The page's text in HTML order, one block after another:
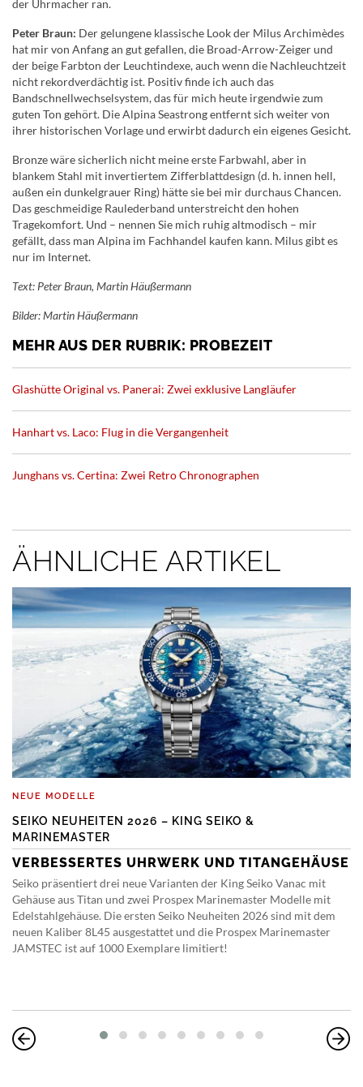
der Uhrmacher ran.
Peter Braun: Der gelungene klassische Look der Milus Archimèdes
hat mir von Anfang an gut gefallen, die Broad-Arrow-Zeiger und
der beige Farbton der Leuchtindexe, auch wenn die Nachleuchtzeit
nicht rekordverdächtig ist. Positiv finde ich auch das
Bandschnellwechselsystem, das für mich heute irgendwie zum
guten Ton gehört. Die Alpina Seastrong entfernt sich weiter von
ihrer historischen Vorlage und erwirbt dadurch ein eigenes Gesicht.
Bronze wäre sicherlich nicht meine erste Farbwahl, aber in
blankem Stahl mit invertiertem Zifferblattdesign (d. h. innen hell,
außen ein dunkelgrauer Ring) hätte sie bei mir durchaus Chancen.
Das geschmeidige Raulederband unterstreicht den hohen
Tragekomfort. Und – nennen Sie mich ruhig altmodisch – mir
gefällt, dass man Alpina im Fachhandel kaufen kann. Milus gibt es
nur im Internet.
Text: Peter Braun, Martin Häußermann
Bilder: Martin Häußermann
MEHR AUS DER RUBRIK: PROBEZEIT
Glashütte Original vs. Panerai: Zwei exklusive Langläufer
Hanhart vs. Laco: Flug in die Vergangenheit
Junghans vs. Certina: Zwei Retro Chronographen
ÄHNLICHE ARTIKEL
NEUE MODELLE
SEIKO NEUHEITEN 2026 – KING SEIKO &
MARINEMASTER
VERBESSERTES UHRWERK UND TITANGEHÄUSE
Seiko präsentiert drei neue Varianten der King Seiko Vanac mit
Gehäuse aus Titan und zwei Prospex Marinemaster Modelle mit
Edelstahlgehäuse. Die ersten Seiko Neuheiten 2026 sind mit dem
neuen Kaliber 8L45 ausgestattet und die Prospex Marinemaster
JAMSTEC ist auf 1000 Exemplare limitiert!